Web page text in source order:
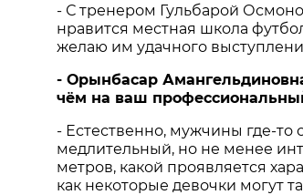
- С тренером Гульбарой
нравится местная школа
желаю им удачного
- Орынбасар
чём на ваш
- Естественно, мужчины где-
медлительный, но не менее
метров, какой проявляется
как некоторые девочки могут